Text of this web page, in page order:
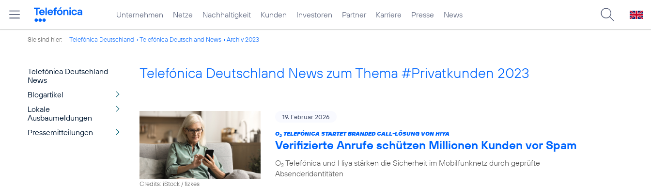
Unternehmen Netze Nachhaltigkeit Kunden Investoren Partner Karriere Presse News
Sie sind hier: Telefónica Deutschland Telefónica Deutschland News Archiv 2023
Telefónica Deutschland
News
Blogartikel
Lokale
Ausbaumeldungen
Pressemitteilungen
Telefónica Deutschland News zum Thema #Privatkunden 2023
Credits: iStock / fizkes
19. Februar 2026
O2 TELEFÓNICA STARTET BRANDED CALL-LÖSUNG VON HIYA
Verifizierte Anrufe schützen Millionen Kunden vor Spam
O2 Telefónica und Hiya stärken die Sicherheit im Mobilfunknetz durch geprüfte
Absenderidentitäten